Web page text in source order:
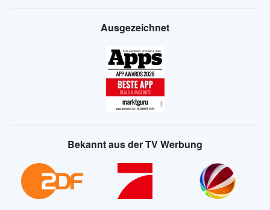
Ausgezeichnet
Bekannt aus der TV Werbung